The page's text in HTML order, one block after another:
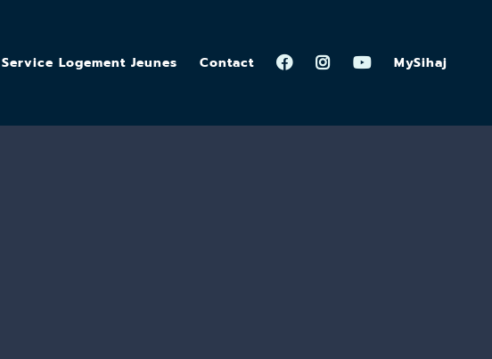
Service Logement Jeunes Contact MySihaj